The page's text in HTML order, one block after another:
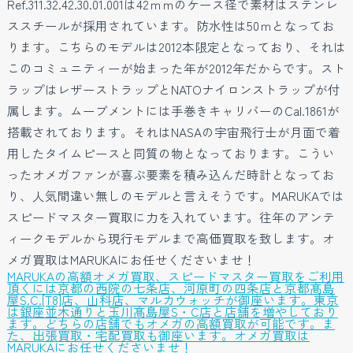
Ref.311.32.42.30.01.001は42ｍｍのケース径で素材はステンレ
ススチールが採用されています。防水性は50ｍとなってお
ります。こちらのモデルは2012本限定となっており、それは
このコミュニティーが始まった年が2012年だからです。スト
ラップはレザーストラップとNATOナイロンストラップが付
属します。ムーブメントには手巻きキャリバーのCal.1861が
搭載されております。それはNASAの宇宙飛行士が月面で着
用したタイムピースと同質の物となっております。こうい
ったオメガファンが喜ぶ要素を積み込んだ時計となってお
り、人気間違い無しのモデルと言えそうです。MARUKAでは
スピードマスター買取に力を入れています。往年のアンテ
ィークモデルから現行モデルまで高価買取を致します。オ
メガ買取はMARUKAにお任せくださいませ！
MARUKAの高額オメガ買取、スピードマスター買取をご利用
頂くには京都の西院の七条店、河原町の四条店と京都髙島
屋S.C.[T8]店、山科店、マルカウォッチが御座います。東京
は銀座並木通りと玉川髙島屋S・C店と店舗を増やしており
ます。どちらの店舗でもオメガの高額買取が可能です。ま
た、出張買取・宅配買取も御座います。オメガ買取は
MARUKAにお任せくださいませ！